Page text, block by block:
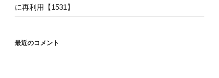
に再利用【1531】
最近のコメント